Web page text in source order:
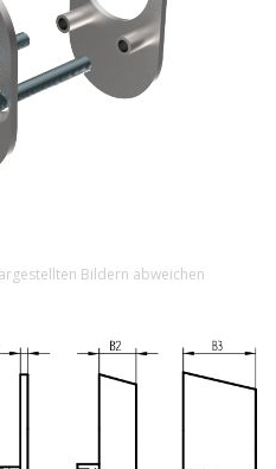
Bildern abweichen